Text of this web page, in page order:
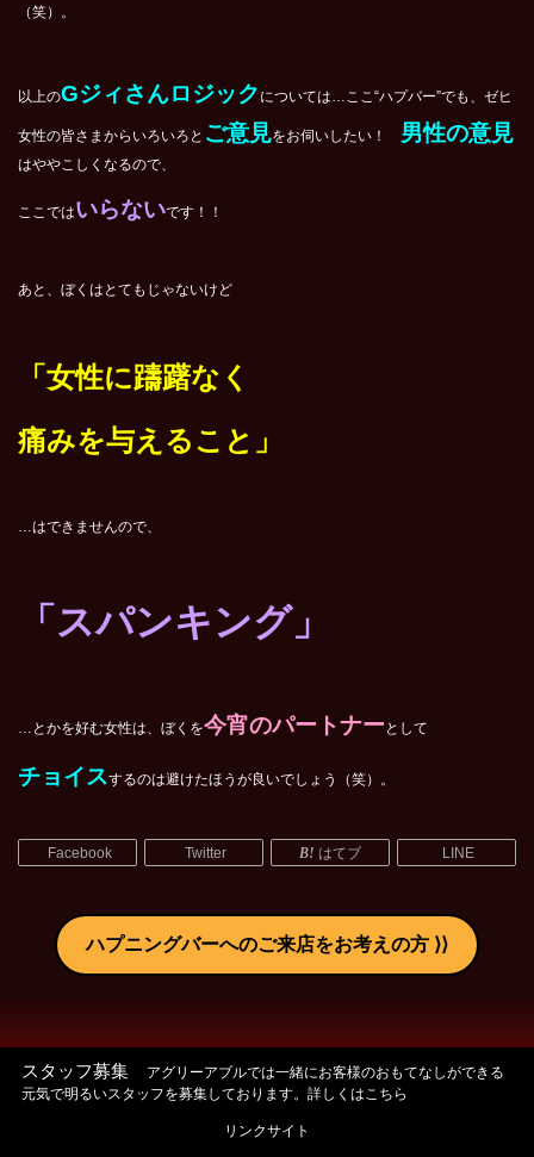
（笑）。
以上のGジィさんロジック については…ここ“ハプバー”でも、ゼヒ
女性の皆さまからいろいろと ご意見をお伺いしたい！ 男性の意見
はややこしくなるので、
ここではいらないです！！
あと、ぼくはとてもじゃないけど
「女性に躊躇なく
痛みを与えること」
…はできませんので、
「スパンキング」
…とかを好む女性は、ぼくを今宵のパートナー として
チョイスするのは避けたほうが良いでしょう（笑）。
Facebook Twitter はてブ LINE
ハプニングバーへのご来店をお考えの方
スタッフ募集
アグリーアブルでは一緒にお客様のおもてなしができる
元気で明るいスタッフを募集しております。詳しくはこちら
リンクサイト